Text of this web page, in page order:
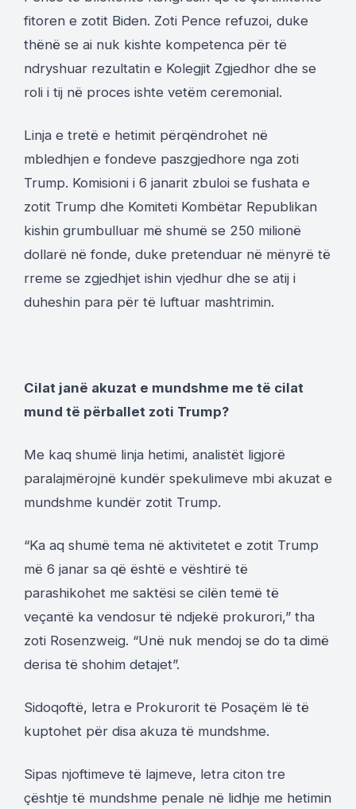
fitoren e zotit Biden. Zoti Pence refuzoi, duke
thënë se ai nuk kishte kompetenca për të
ndryshuar rezultatin e Kolegjit Zgjedhor dhe se
roli i tij në proces ishte vetëm ceremonial.
Linja e tretë e hetimit përqëndrohet në
mbledhjen e fondeve paszgjedhore nga zoti
Trump. Komisioni i 6 janarit zbuloi se fushata e
zotit Trump dhe Komiteti Kombëtar Republikan
kishin grumbulluar më shumë se 250 milionë
dollarë në fonde, duke pretenduar në mënyrë të
rreme se zgjedhjet ishin vjedhur dhe se atij i
duheshin para për të luftuar mashtrimin.
Cilat janë akuzat e mundshme me të cilat
mund të përballet zoti Trump?
Me kaq shumë linja hetimi, analistët ligjorë
paralajmërojnë kundër spekulimeve mbi akuzat e
mundshme kundër zotit Trump.
“Ka aq shumë tema në aktivitetet e zotit Trump
më 6 janar sa që është e vështirë të
parashikohet me saktësi se cilën temë të
veçantë ka vendosur të ndjekë prokurori,” tha
zoti Rosenzweig. “Unë nuk mendoj se do ta dimë
derisa të shohim detajet”.
Sidoqoftë, letra e Prokurorit të Posaçëm lë të
kuptohet për disa akuza të mundshme.
Sipas njoftimeve të lajmeve, letra citon tre
çështje të mundshme penale në lidhje me hetimin